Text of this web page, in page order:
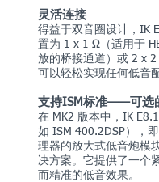
灵活连接
得益于双音圈设计，IK
置为 1 x 1 Ω（适用于
放的桥接通道）或 2 x
可以轻松实现任何低音
支持ISM标准——可选
在 MK2 版本中，IK
如 ISM 400.2DSP），
理器的放大式低音炮模
决方案。它提供了一个
而精准的低音效果。